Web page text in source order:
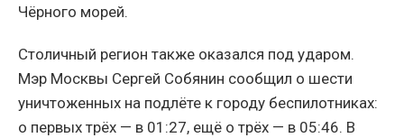
Чёрного морей.
Столичный регион также оказался под ударом.
Мэр Москвы Сергей Собянин сообщил о шести
уничтоженных на подлёте к городу беспилотниках:
о первых трёх — в 01:27, ещё о трёх — в 05:46. В